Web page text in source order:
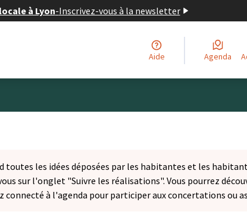
à Lyon-Inscrivez-vous à la newsletter
Aide Agenda
toutes les idées déposées par les habitantes et les
sur l'onglet "Suivre les réalisations". Vous pourrez
connecté à l'agenda pour participer aux concertations ou